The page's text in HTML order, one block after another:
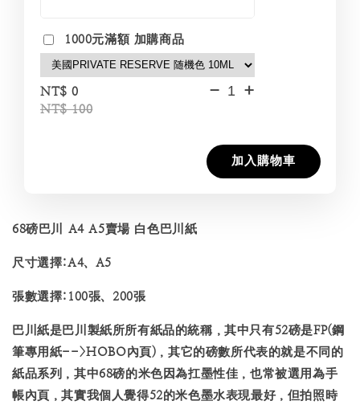
1000元滿額 加購商品
NT$ 0
NT$ 100
- +
加入購物車
68磅巴川 A4 A5賣場 白色巴川紙
尺寸選擇:A4、A5
張數選擇:100張、200張
巴川紙是巴川製紙所所有紙品的統稱，其中只有52磅是FP(鋼
筆專用紙-->HOBO內頁)，其它的磅數所代表的就是不同的
紙品系列，其中68磅的米色因為扛墨性佳，也常被選用為手
帳內頁，其實我個人覺得52的米色墨水表現最好，但拍照時